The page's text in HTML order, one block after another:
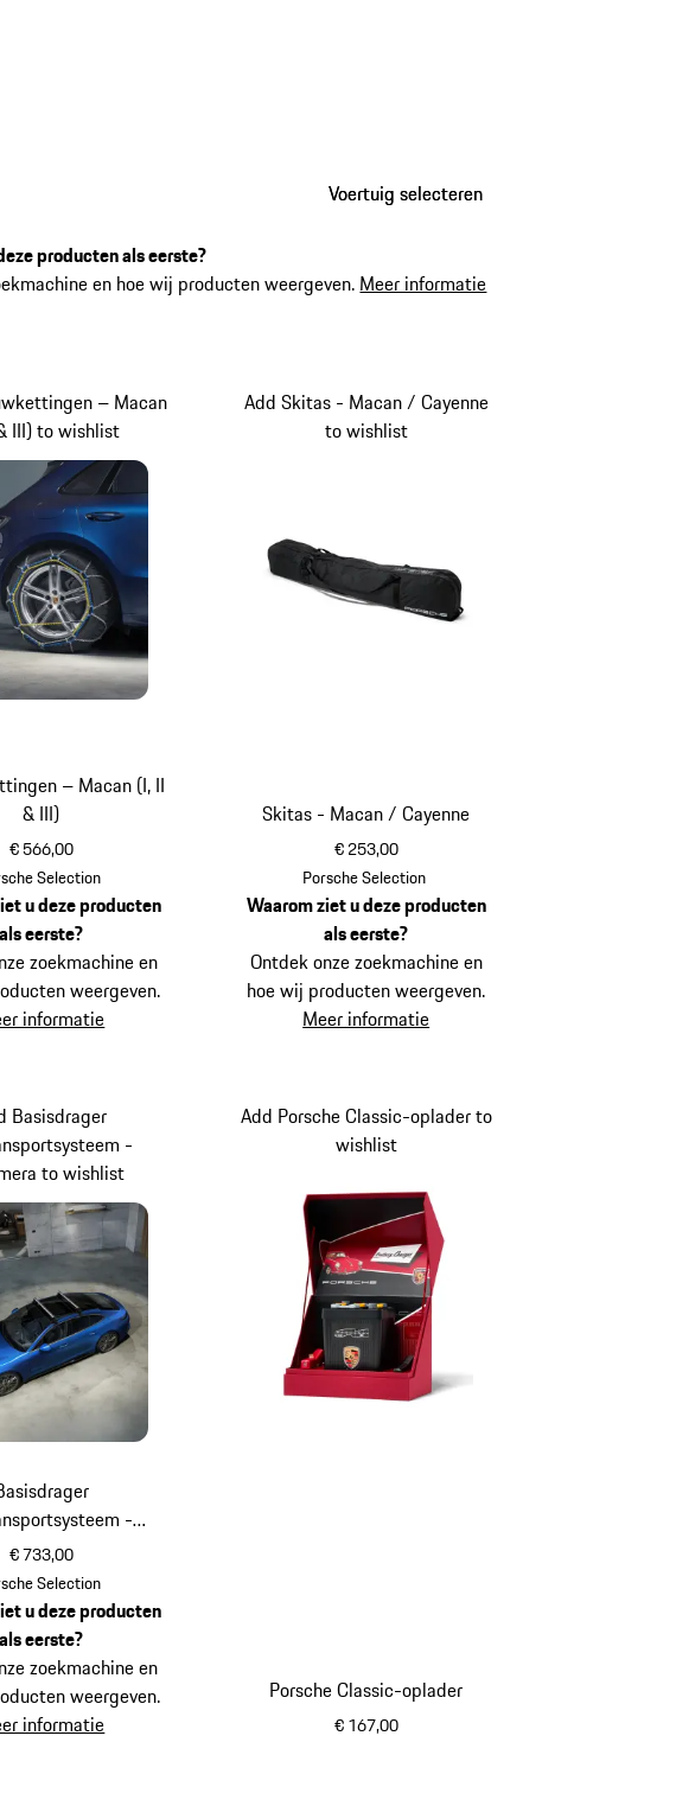
Voertuig selecteren
Voertuig selecteren
producten als eerste?
en hoe wij producten weergeven. Meer informatie
– Macan (I, II
& III)
€ 566,00
– Macan
III) to wishlist
Selection
u deze producten
als eerste?
zoekmachine en
weergeven.
informatie
Skitas - Macan / Cayenne
€ 253,00
Add Skitas - Macan / Cayenne
to wishlist
Porsche Selection
Waarom ziet u deze producten
als eerste?
Ontdek onze zoekmachine en
hoe wij producten weergeven.
Meer informatie
-
Panamera
€ 733,00
Basisdrager
-
to wishlist
Selection
u deze producten
als eerste?
zoekmachine en
weergeven.
informatie
Porsche Classic-oplader
€ 167,00
Add Porsche Classic-oplader to
wishlist